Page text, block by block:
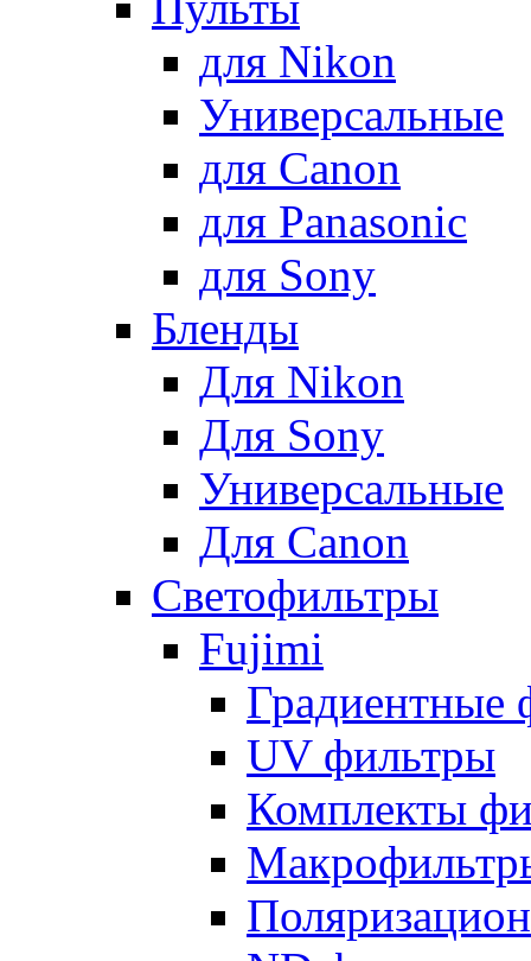
для Nikon
Универсальные
для Canon
для Panasonic
для Sony
Бленды
Для Nikon
Для Sony
Универсальные
Для Canon
Светофильтры
Fujimi
Градиентные
UV фильтры
Комплекты